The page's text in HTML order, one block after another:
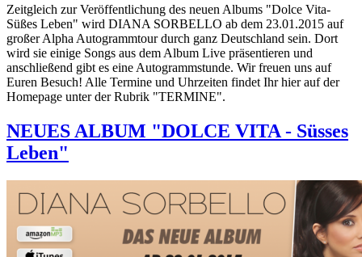
Zeitgleich zur Veröffentlichung des neuen Albums "Dolce Vita-
Süßes Leben" wird DIANA SORBELLO ab dem 23.01.2015 auf
großer Alpha Autogrammtour durch ganz Deutschland sein. Dort
wird sie einige Songs aus dem Album Live präsentieren und
anschließend gibt es eine Autogrammstunde. Wir freuen uns auf
Euren Besuch! Alle Termine und Uhrzeiten findet Ihr hier auf der
Homepage unter der Rubrik "TERMINE".
NEUES ALBUM "DOLCE VITA - Süsses
Leben"